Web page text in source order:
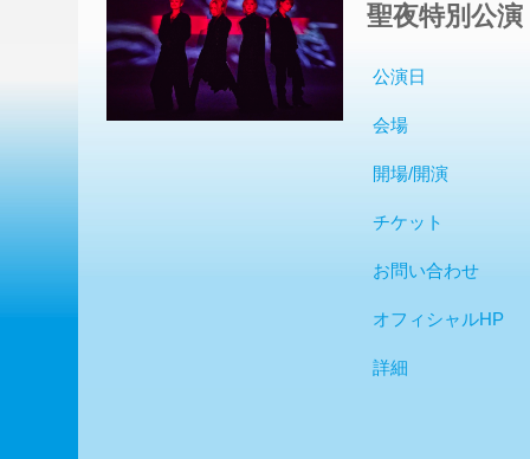
聖夜特別公
公演日
会場
開場/開演
チケット
お問い合わせ
オフィシャルHP
詳細